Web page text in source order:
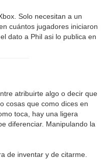
Solo necesitan a un
cuántos jugadores iniciaron
dato a Phil asi lo publica en
atribuirte algo o decir que
cosas que como dices en
toca, hay una ligera
diferenciar. Manipulando la
de inventar y de citarme.